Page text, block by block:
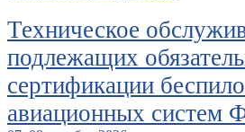
Техническое
подлежащих
сертификации
авиационных систем